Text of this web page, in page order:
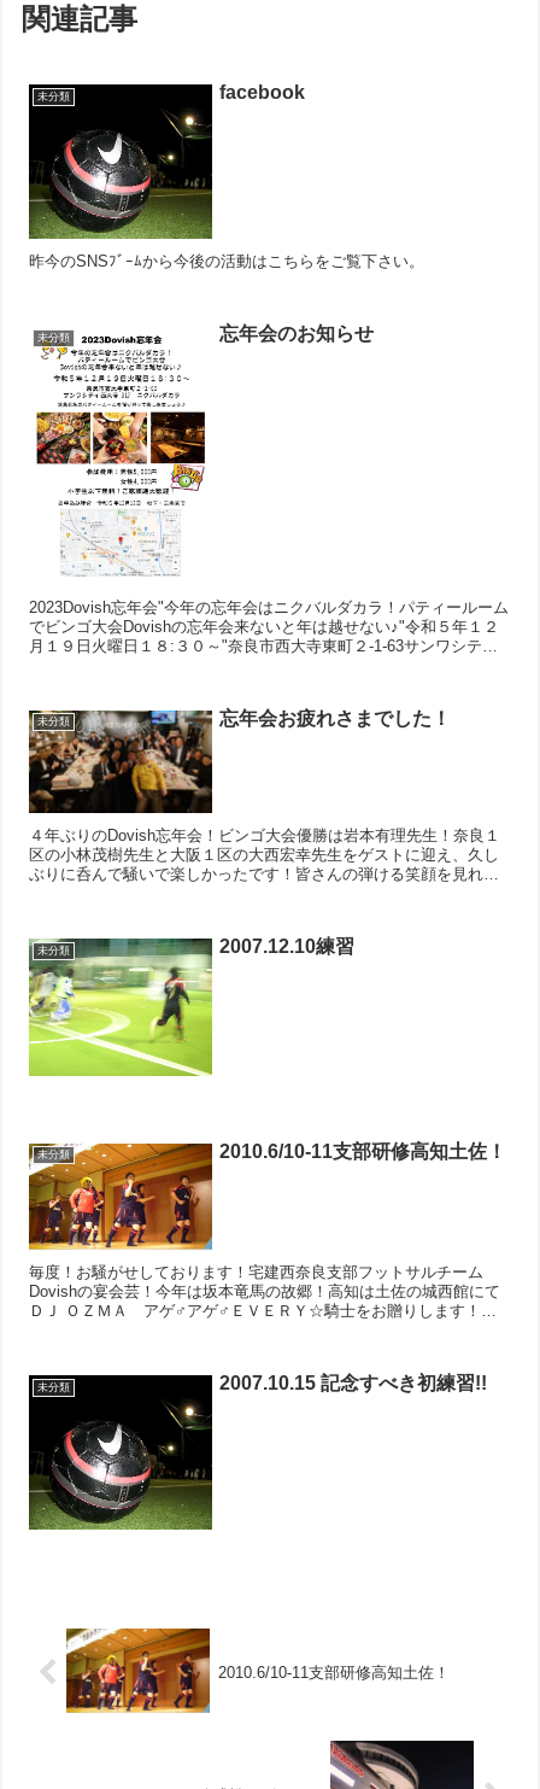
関連記事
未分類 facebook
昨今のSNSﾌﾞｰﾑから今後の活動はこちらをご覧下さい。
未分類 忘年会のお知らせ
2023Dovish忘年会"今年の忘年会はニクバルダカラ！パティールーム
でビンゴ大会Dovishの忘年会来ないと年は越せない♪"令和５年１２
月１９日火曜日１８:３０～"奈良市西大寺東町２-1-63サンワシティ
未分類 忘年会お疲れさまでした！
４年ぶりのDovish忘年会！ビンゴ大会優勝は岩本有理先生！奈良１
区の小林茂樹先生と大阪１区の大西宏幸先生をゲストに迎え、久し
ぶりに呑んで騒いで楽しかったです！皆さんの弾ける笑顔を見れて
未分類 2007.12.10練習
未分類 2010.6/10-11支部研修高知土佐！
毎度！お騒がせしております！宅建西奈良支部フットサルチーム
Dovishの宴会芸！今年は坂本竜馬の故郷！高知は土佐の城西館にて
ＤＪ ＯＺＭＡ アゲ♂アゲ♂ＥＶＥＲＹ☆騎士をお贈りします！キ
未分類 2007.10.15 記念すべき初練習!!
2010.6/10-11支部研修高知土佐！